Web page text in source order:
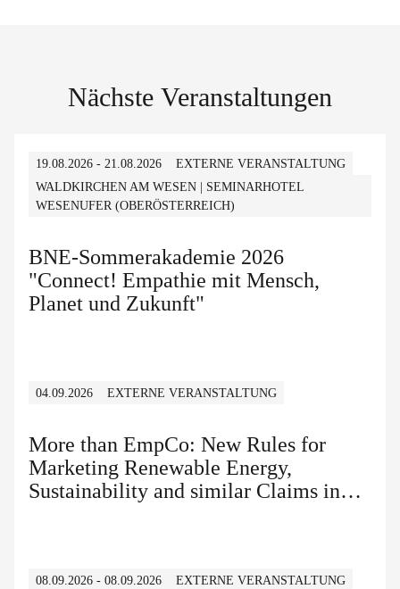
Nächste Veranstaltungen
19.08.2026 - 21.08.2026
EXTERNE VERANSTALTUNG
WALDKIRCHEN AM WESEN | SEMINARHOTEL
WESENUFER (OBERÖSTERREICH)
BNE-Sommerakademie 2026
"Connect! Empathie mit Mensch,
Planet und Zukunft"
04.09.2026 EXTERNE VERANSTALTUNG
More than EmpCo: New Rules for
Marketing Renewable Energy,
Sustainability and similar Claims in
08.09.2026 - 08.09.2026
EXTERNE VERANSTALTUNG